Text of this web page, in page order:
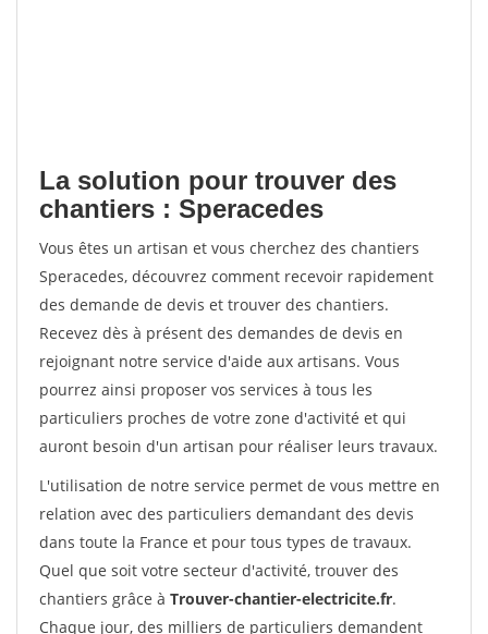
La solution pour trouver des
chantiers : Speracedes
Vous êtes un artisan et vous cherchez des chantiers
Speracedes, découvrez comment recevoir rapidement
des demande de devis et trouver des chantiers.
Recevez dès à présent des demandes de devis en
rejoignant notre service d'aide aux artisans. Vous
pourrez ainsi proposer vos services à tous les
particuliers proches de votre zone d'activité et qui
auront besoin d'un artisan pour réaliser leurs travaux.
L'utilisation de notre service permet de vous mettre en
relation avec des particuliers demandant des devis
dans toute la France et pour tous types de travaux.
Quel que soit votre secteur d'activité, trouver des
chantiers grâce à Trouver-chantier-electricite.fr.
Chaque jour, des milliers de particuliers demandent